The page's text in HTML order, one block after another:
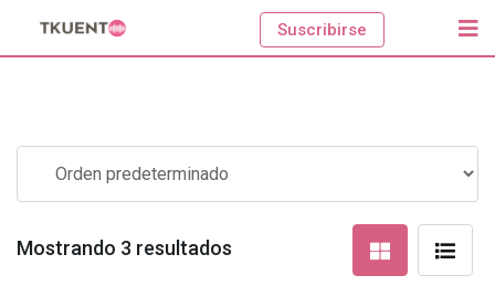
Suscribirse
Mostrando 3 resultados